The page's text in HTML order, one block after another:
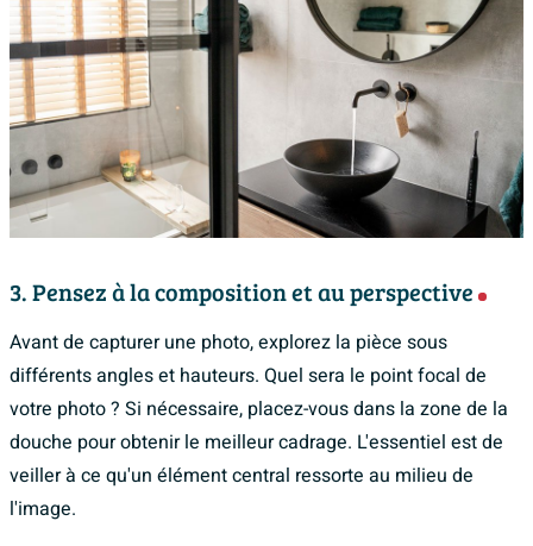
3. Pensez à la composition et au perspective
Avant de capturer une photo, explorez la pièce sous
différents angles et hauteurs. Quel sera le point focal de
votre photo ? Si nécessaire, placez-vous dans la zone de la
douche pour obtenir le meilleur cadrage. L'essentiel est de
veiller à ce qu'un élément central ressorte au milieu de
l'image.